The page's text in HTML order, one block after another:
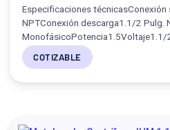
Especificaciones
NPTConexión descarga1.1/2 Pulg.
MonofásicoPotencia1.5Voltaje1.1/
COTIZABLE